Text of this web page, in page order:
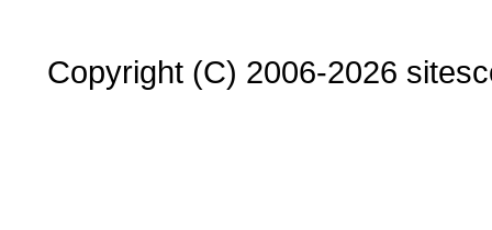
Copyright (C) 2006-2026